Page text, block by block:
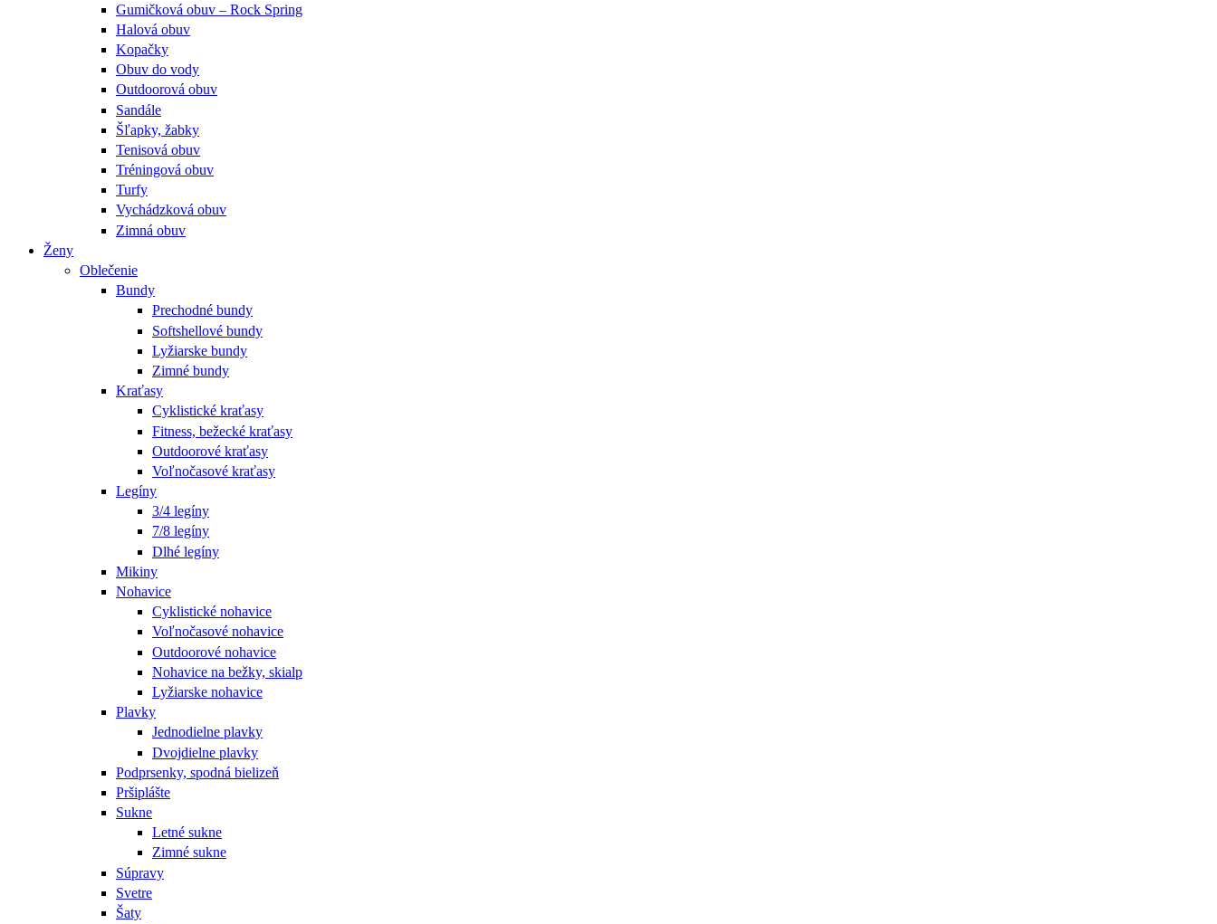
Gumičková obuv – Rock Spring
Halová obuv
Kopačky
Obuv do vody
Outdoorová obuv
Sandále
Šľapky, žabky
Tenisová obuv
Tréningová obuv
Turfy
Vychádzková obuv
Zimná obuv
Ženy
Oblečenie
Bundy
Prechodné bundy
Softshellové bundy
Lyžiarske bundy
Zimné bundy
Kraťasy
Cyklistické kraťasy
Fitness, bežecké kraťasy
Outdoorové kraťasy
Voľnočasové kraťasy
Legíny
3/4 legíny
7/8 legíny
Dlhé legíny
Mikiny
Nohavice
Cyklistické nohavice
Voľnočasové nohavice
Outdoorové nohavice
Nohavice na bežky, skialp
Lyžiarske nohavice
Plavky
Jednodielne plavky
Dvojdielne plavky
Podprsenky, spodná bielizeň
Pršiplášte
Sukne
Letné sukne
Zimné sukne
Súpravy
Svetre
Šaty